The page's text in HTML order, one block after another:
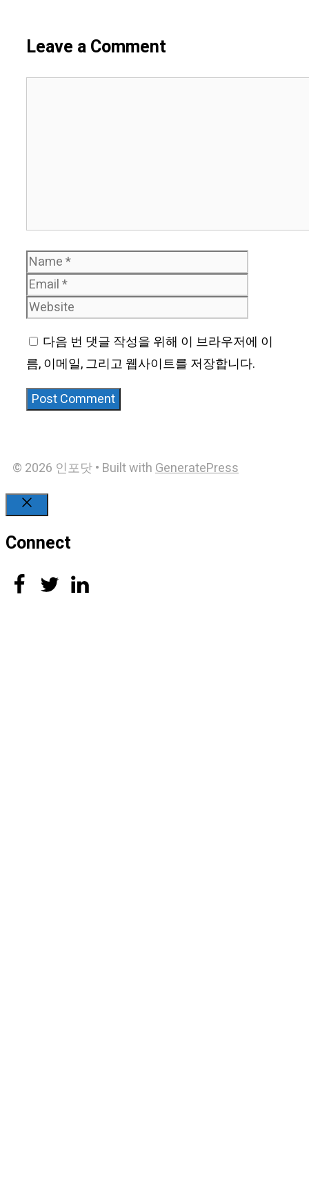
Leave a Comment
Name
다음 번 댓글 작성을 위해 이 브라우저에 이
름, 이메일, 그리고 웹사이트를 저장합니다.
© 2026 인포닷• Built withGeneratePress
Connect